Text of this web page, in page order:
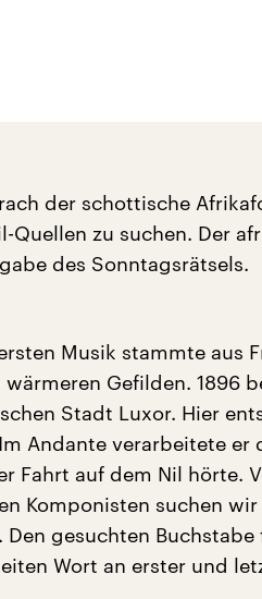
der schottische
Quellen zu suchen. Der
des Sonntagsrätsels.
Musik stammte aus
Gefilden. 1896
Stadt Luxor. Hier
Andante verarbeitete er
Fahrt auf dem Nil hörte.
Komponisten suchen
gesuchten
Wort an erster und